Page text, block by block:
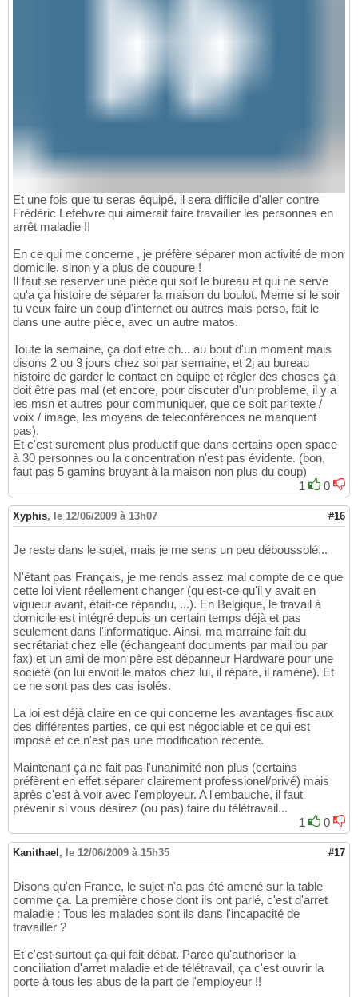
Et une fois que tu seras équipé, il sera difficile d'aller contre
Frédéric Lefebvre qui aimerait faire travailler les personnes en
arrêt maladie !!
En ce qui me concerne , je préfère séparer mon activité de mon
domicile, sinon y'a plus de coupure !
Il faut se reserver une pièce qui soit le bureau et qui ne serve
qu'a ça histoire de séparer la maison du boulot. Meme si le soir
tu veux faire un coup d'internet ou autres mais perso, fait le
dans une autre pièce, avec un autre matos.
Toute la semaine, ça doit etre ch... au bout d'un moment mais
disons 2 ou 3 jours chez soi par semaine, et 2j au bureau
histoire de garder le contact en equipe et régler des choses ça
doit être pas mal (et encore, pour discuter d'un probleme, il y a
les msn et autres pour communiquer, que ce soit par texte /
voix / image, les moyens de teleconférences ne manquent
pas).
Et c'est surement plus productif que dans certains open space
à 30 personnes ou la concentration n'est pas évidente. (bon,
faut pas 5 gamins bruyant à la maison non plus du coup)
1
0
Xyphis, le 12/06/2009 à 13h07 #16
Je reste dans le sujet, mais je me sens un peu déboussolé...
N'étant pas Français, je me rends assez mal compte de ce que
cette loi vient réellement changer (qu'est-ce qu'il y avait en
vigueur avant, était-ce répandu, ...). En Belgique, le travail à
domicile est intégré depuis un certain temps déjà et pas
seulement dans l'informatique. Ainsi, ma marraine fait du
secrétariat chez elle (échangeant documents par mail ou par
fax) et un ami de mon père est dépanneur Hardware pour une
société (on lui envoit le matos chez lui, il répare, il ramène). Et
ce ne sont pas des cas isolés.
La loi est déjà claire en ce qui concerne les avantages fiscaux
des différentes parties, ce qui est négociable et ce qui est
imposé et ce n'est pas une modification récente.
Maintenant ça ne fait pas l'unanimité non plus (certains
préfèrent en effet séparer clairement professionel/privé) mais
après c'est à voir avec l'employeur. A l'embauche, il faut
prévenir si vous désirez (ou pas) faire du télétravail...
1
0
Kanithael , le 12/06/2009 à 15h35 #17
Disons qu'en France, le sujet n'a pas été amené sur la table
comme ça. La première chose dont ils ont parlé, c'est d'arret
maladie : Tous les malades sont ils dans l'incapacité de
travailler ?
Et c'est surtout ça qui fait débat. Parce qu'authoriser la
conciliation d'arret maladie et de télétravail, ça c'est ouvrir la
porte à tous les abus de la part de l'employeur !!